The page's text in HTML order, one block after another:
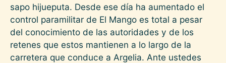
sapo hijueputa. Desde ese día ha aumentado el
control paramilitar de El Mango es total a pesar
del conocimiento de las autoridades y de los
retenes que estos mantienen a lo largo de la
carretera que conduce a Argelia. Ante ustedes